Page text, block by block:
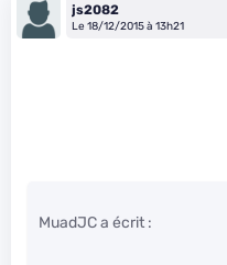
js2082
Le 18/12/2015 à 13h21
MuadJC a écrit :